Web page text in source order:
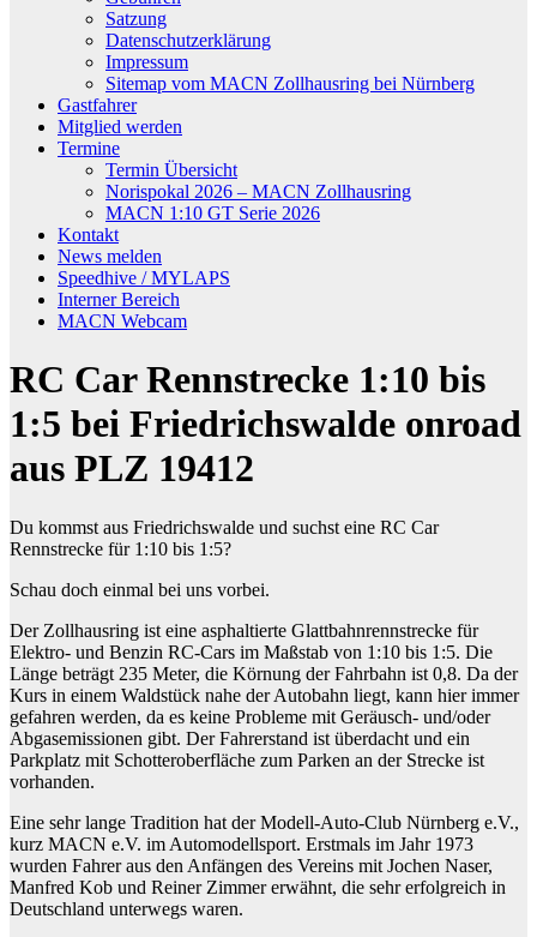
Satzung
Datenschutzerklärung
Impressum
Sitemap vom MACN Zollhausring bei Nürnberg
Gastfahrer
Mitglied werden
Termine
Termin Übersicht
Norispokal 2026 – MACN Zollhausring
MACN 1:10 GT Serie 2026
Kontakt
News melden
Speedhive / MYLAPS
Interner Bereich
MACN Webcam
RC Car Rennstrecke 1:10 bis
1:5 bei Friedrichswalde onroad
aus PLZ 19412
Du kommst aus Friedrichswalde und suchst eine RC Car
Rennstrecke für 1:10 bis 1:5?
Schau doch einmal bei uns vorbei.
Der Zollhausring ist eine asphaltierte Glattbahnrennstrecke für
Elektro- und Benzin RC-Cars im Maßstab von 1:10 bis 1:5. Die
Länge beträgt 235 Meter, die Körnung der Fahrbahn ist 0,8. Da der
Kurs in einem Waldstück nahe der Autobahn liegt, kann hier immer
gefahren werden, da es keine Probleme mit Geräusch- und/oder
Abgasemissionen gibt. Der Fahrerstand ist überdacht und ein
Parkplatz mit Schotteroberfläche zum Parken an der Strecke ist
vorhanden.
Eine sehr lange Tradition hat der Modell-Auto-Club Nürnberg e.V.,
kurz MACN e.V. im Automodellsport. Erstmals im Jahr 1973
wurden Fahrer aus den Anfängen des Vereins mit Jochen Naser,
Manfred Kob und Reiner Zimmer erwähnt, die sehr erfolgreich in
Deutschland unterwegs waren.